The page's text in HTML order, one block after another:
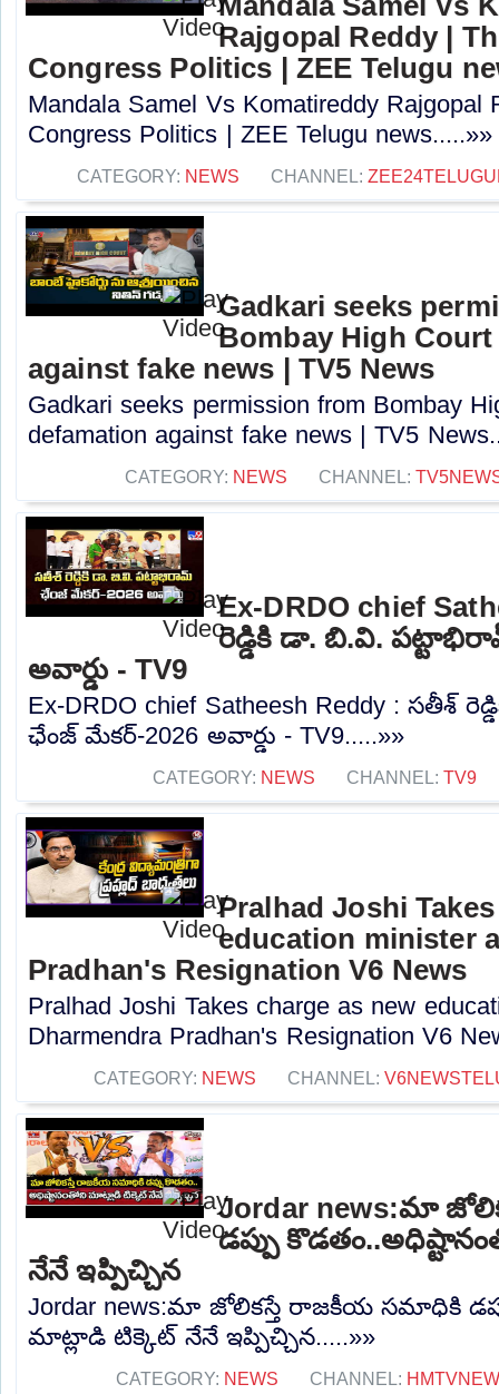
Rajgopal Reddy |
Congress Politics | ZEE Telugu
Mandala Samel Vs Komatireddy Rajgopal
Congress Politics | ZEE Telugu news.....»»
CATEGORY: NEWS CHANNEL:
Gadkari seeks
Bombay High
against fake news | TV5 News
Gadkari seeks permission from Bombay
defamation against fake news | TV5
CATEGORY: NEWS CHANNEL:
Ex-DRDO chief
రెడ్డికి డా. బి.వి.
అవార్డు - TV9
Ex-DRDO chief Satheesh Reddy : సతీశ్
ఛేంజ్ మేకర్-2026 అవార్డు - TV9.....»»
CATEGORY: NEWS CHANNEL: TV9
Pralhad Joshi
education minister
Pradhan's Resignation V6 News
Pralhad Joshi Takes charge as new
Dharmendra Pradhan's Resignation V6
CATEGORY: NEWS CHANNEL:
Jordar news:మా
డప్పు
నేనే ఇప్పిచ్చిన
Jordar news:మా జోలికస్తే రాజకీయ సమాధికి
మాట్లాడి టిక్కెట్ నేనే ఇప్పిచ్చిన.....»»
CATEGORY: NEWS CHANNEL: